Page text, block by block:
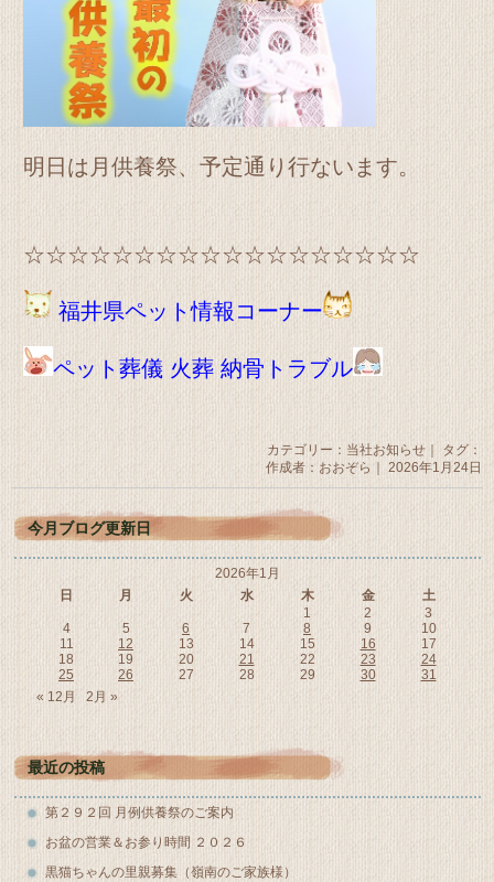
明日は月供養祭、予定通り行ないます。
☆☆☆☆☆☆☆☆☆☆☆☆☆☆☆☆☆☆
福井県ペット情報コーナー
ペット葬儀 火葬 納骨トラブル
カテゴリー： 当社お知らせ｜ タグ：
作成者：おおぞら｜ 2026年1月24日
今月ブログ更新日
2026年1月
日
月 火 水 木 金
土
1
2
3
4
5 6 7 8 9
10
11
12 13 14 15 16
17
18
19 20 21 22 23
24
25
26 27 28 29 30
31
« 12月
2月 »
最近の投稿
第２９２回 月例供養祭のご案内
お盆の営業＆お参り時間 ２０２６
黒猫ちゃんの里親募集（嶺南のご家族様）